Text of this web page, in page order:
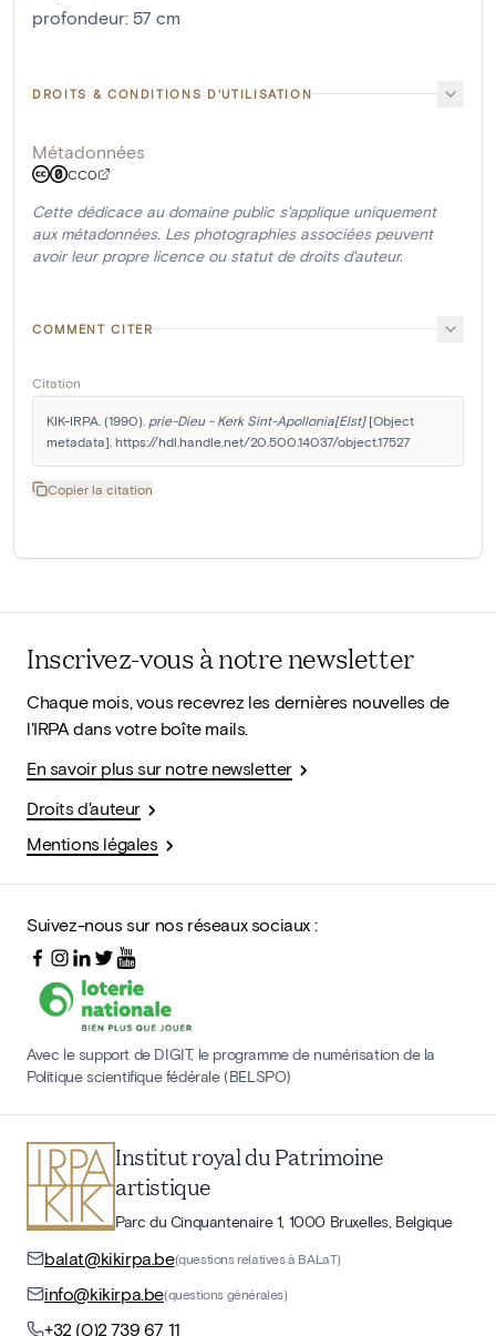
profondeur: 57 cm
DROITS & CONDITIONS D'UTILISATION
Métadonnées
CC0
Cette dédicace au domaine public s'applique uniquement
aux métadonnées. Les photographies associées peuvent
avoir leur propre licence ou statut de droits d'auteur.
COMMENT CITER
Citation
KIK-IRPA. (1990). prie-Dieu - Kerk Sint-Apollonia[Elst] [Object
metadata]. https://hdl.handle.net/20.500.14037/object.17527
Copier la citation
Inscrivez-vous à notre newsletter
Chaque mois, vous recevrez les dernières nouvelles de
l'IRPA dans votre boîte mails.
En savoir plus sur notre newsletter
Droits d'auteur
Mentions légales
Suivez-nous sur nos réseaux sociaux :
Avec le support de DIGIT, le programme de numérisation de la
Politique scientifique fédérale (BELSPO)
Institut royal du Patrimoine
artistique
Parc du Cinquantenaire 1, 1000 Bruxelles, Belgique
balat@kikirpa.be(questions relatives à BALaT)
info@kikirpa.be(questions générales)
+32 (0)2 739 67 11